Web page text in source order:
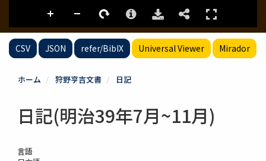
CSV JSON refer/BibIX Universal Viewer Mirador
ホーム 狩野亨吉文書 日記
日記(明治39年7月~11月)
言語